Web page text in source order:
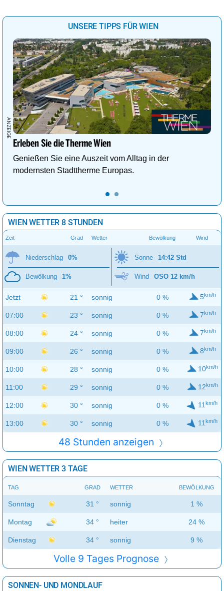
UNSERE TIPPS FÜR WIEN
Erleben Sie die Therme Wien
Genießen Sie eine Auszeit vom Alltag in der
modernsten Stadttherme Europas.
WIEN WETTER 8 STUNDEN
Zeit Grad Wetter Bewölkung Wind
Niederschlag 0%
Bewölkung 1%
Sonne 14:42 Std
Wind OSO 12 km/h
Jetzt 21 ° sonnig 0 % 5km/h
07:00 23 ° sonnig 0 % 7km/h
08:00 24 ° sonnig 0 % 7km/h
09:00 26 ° sonnig 0 % 8km/h
10:00 28 ° sonnig 0 % 10km/h
11:00 29 ° sonnig 0 % 12km/h
12:00 30 ° sonnig 0 % 11 km/h
13:00 30 ° sonnig 0 % 11 km/h
48 Stunden anzeigen
WIEN WETTER 3 TAGE
TAG GRAD WETTER BEWÖLKUNG
Sonntag 31 ° sonnig 1 %
Montag 34 ° heiter 24 %
Dienstag 34 ° sonnig 9 %
Volle 9 Tages Prognose
SONNEN- UND MONDLAUF